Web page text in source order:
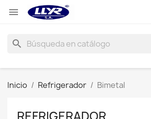

search
Inicio Refrigerador Bimetal